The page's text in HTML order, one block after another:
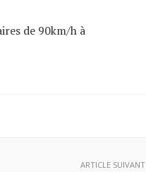
de 90km/h à
ARTICLE SUIVANT